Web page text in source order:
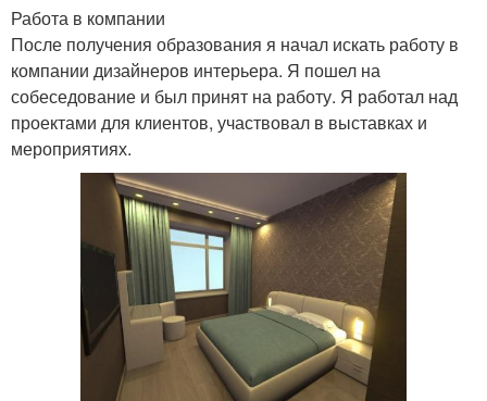
Работа в компании
После получения образования я начал искать работу в
компании дизайнеров интерьера. Я пошел на
собеседование и был принят на работу. Я работал над
проектами для клиентов, участвовал в выставках и
мероприятиях.